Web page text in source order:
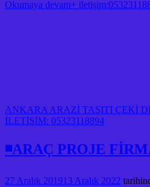
Okumaya devam+
ANKARA ARAZİ TAŞITI ÇEKİ
İLETİŞİM: 05323118894
◾ARAÇ PROJE
27 Aralık 201913 Aralık 2022